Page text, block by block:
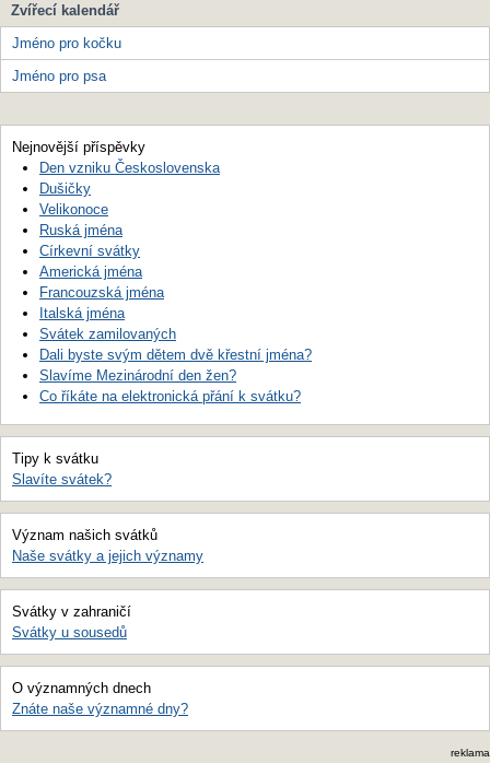
Zvířecí kalendář
Jméno pro kočku
Jméno pro psa
Nejnovější příspěvky
Den vzniku Československa
Dušičky
Velikonoce
Ruská jména
Církevní svátky
Americká jména
Francouzská jména
Italská jména
Svátek zamilovaných
Dali byste svým dětem dvě křestní jména?
Slavíme Mezinárodní den žen?
Co říkáte na elektronická přání k svátku?
Tipy k svátku
Slavíte svátek?
Význam našich svátků
Naše svátky a jejich významy
Svátky v zahraničí
Svátky u sousedů
O významných dnech
Znáte naše významné dny?
reklama